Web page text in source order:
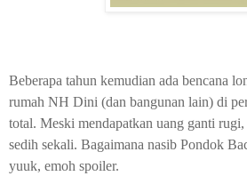
Beberapa tahun kemudian ada bencana
rumah NH Dini (dan bangunan lain) di
total. Meski mendapatkan uang ganti
sedih sekali. Bagaimana nasib Pondok
yuuk, emoh spoiler.